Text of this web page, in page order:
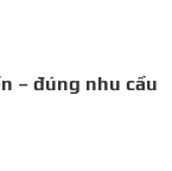
– đúng nhu cầu